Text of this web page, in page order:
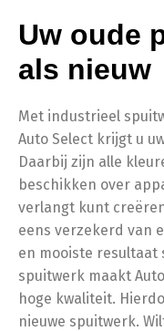
Uw oude
als nieuw
Met industrieel
Auto Select krijgt u
Daarbij zijn alle
beschikken over
verlangt kunt
eens verzekerd van
en mooiste resultaat
spuitwerk maakt
hoge kwaliteit.
nieuwe spuitwerk.